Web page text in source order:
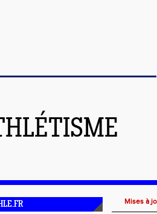
Mises à